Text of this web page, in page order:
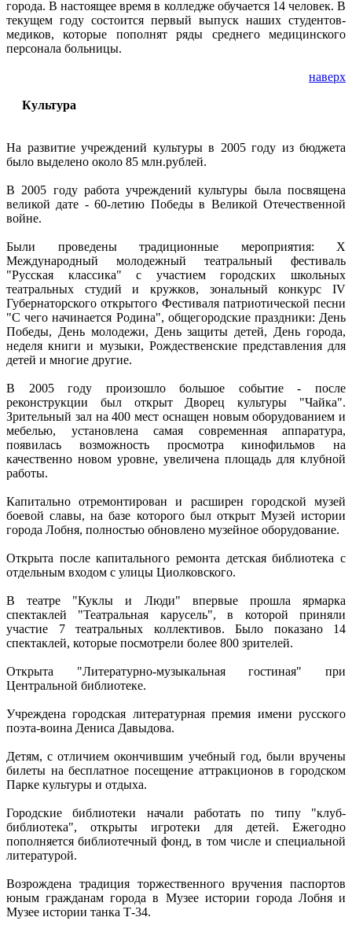
города. В настоящее время в колледже обучается 14 человек. В
текущем году состоится первый выпуск наших студентов-
медиков, которые пополнят ряды среднего медицинского
персонала больницы.
наверх
Культура
На развитие учреждений культуры в 2005 году из бюджета
было выделено около 85 млн.рублей.
В 2005 году работа учреждений культуры была посвящена
великой дате - 60-летию Победы в Великой Отечественной
войне.
Были проведены традиционные мероприятия: X
Международный молодежный театральный фестиваль
"Русская классика" с участием городских школьных
театральных студий и кружков, зональный конкурс IV
Губернаторского открытого Фестиваля патриотической песни
"С чего начинается Родина", общегородские праздники: День
Победы, День молодежи, День защиты детей, День города,
неделя книги и музыки, Рождественские представления для
детей и многие другие.
В 2005 году произошло большое событие - после
реконструкции был открыт Дворец культуры "Чайка".
Зрительный зал на 400 мест оснащен новым оборудованием и
мебелью, установлена самая современная аппаратура,
появилась возможность просмотра кинофильмов на
качественно новом уровне, увеличена площадь для клубной
работы.
Капитально отремонтирован и расширен городской музей
боевой славы, на базе которого был открыт Музей истории
города Лобня, полностью обновлено музейное оборудование.
Открыта после капитального ремонта детская библиотека с
отдельным входом с улицы Циолковского.
В театре "Куклы и Люди" впервые прошла ярмарка
спектаклей "Театральная карусель", в которой приняли
участие 7 театральных коллективов. Было показано 14
спектаклей, которые посмотрели более 800 зрителей.
Открыта "Литературно-музыкальная гостиная" при
Центральной библиотеке.
Учреждена городская литературная премия имени русского
поэта-воина Дениса Давыдова.
Детям, с отличием окончившим учебный год, были вручены
билеты на бесплатное посещение аттракционов в городском
Парке культуры и отдыха.
Городские библиотеки начали работать по типу "клуб-
библиотека", открыты игротеки для детей. Ежегодно
пополняется библиотечный фонд, в том числе и специальной
литературой.
Возрождена традиция торжественного вручения паспортов
юным гражданам города в Музее истории города Лобня и
Музее истории танка Т-34.